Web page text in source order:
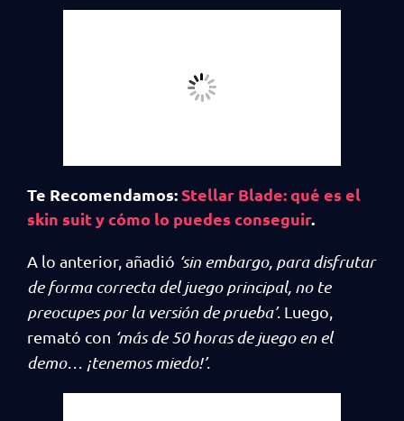
Te Recomendamos:Stellar Blade: qué es el
skin suit y cómo lo puedes conseguir.
A lo anterior, añadió ‘sin embargo, para disfrutar
de forma correcta del juego principal, no te
preocupes por la versión de prueba’. Luego,
remató con ‘más de 50 horas de juego en el
demo… ¡tenemos miedo!’.